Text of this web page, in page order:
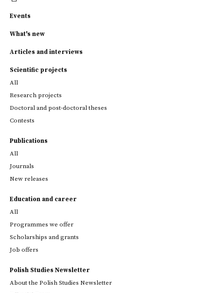
Events
What's new
Articles and interviews
Scientific projects
All
Research projects
Doctoral and post-doctoral theses
Contests
Publications
All
Journals
New releases
Education and career
All
Programmes we offer
Scholarships and grants
Job offers
Polish Studies Newsletter
About the Polish Studies Newsletter